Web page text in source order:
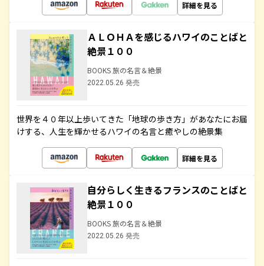
詳細を見る
ＡＬＯＨＡを感じるハワイのことばと
絶景１００
BOOKS 旅の名言＆絶景
2022.05.26 発売
世界を４０年以上歩いてきた「地球の歩き方」があなたにお届
けする、人生を輝かせるハワイの名言と癒やしの絶景集
詳細を見る
自分らしく生きるフランスのことばと
絶景１００
BOOKS 旅の名言＆絶景
2022.05.26 発売